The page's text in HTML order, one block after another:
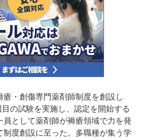
・創傷専門薬剤師制度を創設し
の試験を実施し、認定を開始する
員として薬剤師が褥瘡領域で力を発
制度創設に至った。多職種が集う学